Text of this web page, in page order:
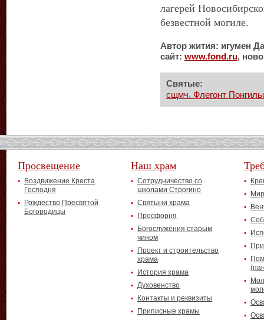
лагерей
безвестной могиле.
Автор жития: игумен
сайт: www.fond .ru,
Святые:
сщмч. Флегонт
Просвещение
Воздвижение Креста
Господня
Рождество Пресвятой
Богородицы
Наш храм
Сотрудничество со
школами Строгино
Святыни храма
Просфорня
Богослужения старым
чином
Проект и строительство
храма
История храма
Духовенство
Контакты и реквизиты
Приписные храмы